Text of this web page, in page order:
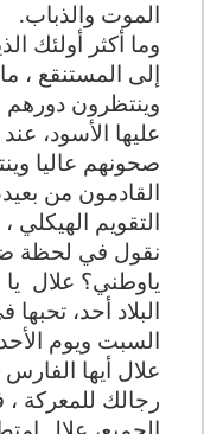
الموت والذباب.
وما أكثر أولئك
إلى المستنقع ،
وينتظرون دورهم
عليها الأسود،
صحونهم عاليا
القادمون من
التقويم الهيكلي
نقول في لحظة
ياوطني؟ علال
البلاد أحد،
السبت ويوم
علال أيها
رجالك للمعركة